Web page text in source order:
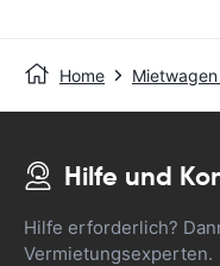
Home
Hilfe und
Hilfe erforderlich?
Vermietungsexperten.